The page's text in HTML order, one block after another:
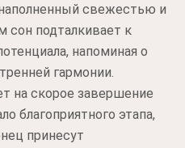
свежестью и
сон подталкивает к
напоминая о
гармонии.
на скорое завершение
благоприятного этапа,
принесут